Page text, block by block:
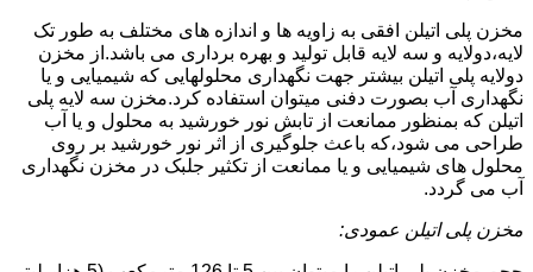
مخزن پلی اتیلن افقی به زاویه ها و اندازه های مختلف به طور تک
لایه،دولایه و سه لایه قابل تولید و بهره برداری می باشد.از مخزن
دولایه پلی اتیلن بیشتر جهت نگهداری محلولهایی که شیمیایی و یا
نگهداری آب بصورت دفنی میتوان استفاده کرد.مخزن سه لایه پلی
اتیلن که بمنظور ممانعت از تابش نور خورشید به محلول و یا آب
طراحی می شود،که باعث جلوگیری از اثر نور خورشید بر روی
محلول های شیمیایی و یا ممانعت از تکثیر جلبک در مخزن نگهداری
آب می گردد.
مخزن پلی اتیلن عمودی: